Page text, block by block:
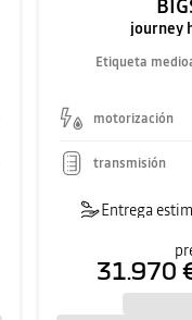
journey
Etiqueta
motorización
transmisión
Entrega
31.970